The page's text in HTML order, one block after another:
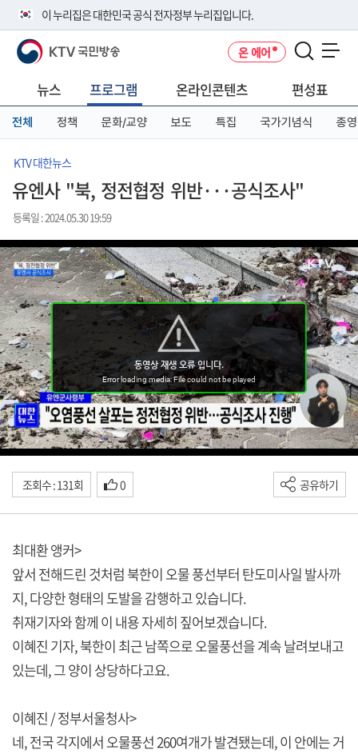
이 누리집은 대한민국 공식 전자정부 누리집입니다.
공식 누리집 주소 확인하기
니다.
이밖에 or.kr 또는 .kr등 다른 도메인 주소를 사용하고 있다면 아래 URL에
서 도메인 주소를 확인해 보세요
KTV 국민방송 온 에어
뉴스 프로그램 온라인콘텐츠 편성표
전체 정책 문화/교양 보도 특집 국가기념식 종영
KTV 대한뉴스
유엔사 "북, 정전협정 위반···공식조사"
등록일 : 2024.05.30 19:59
조회수 : 131회 0 공유하기
최대환 앵커>
앞서 전해드린 것처럼 북한이 오물 풍선부터 탄도미사일 발사까
지, 다양한 형태의 도발을 감행하고 있습니다.
취재기자와 함께 이 내용 자세히 짚어보겠습니다.
이혜진 기자, 북한이 최근 남쪽으로 오물풍선을 계속 날려보내고
있는데, 그 양이 상당하다고요.
이혜진 / 정부서울청사>
네, 전국 각지에서 오물풍선 260여개가 발견됐는데, 이 안에는 거